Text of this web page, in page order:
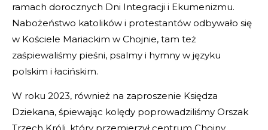
ramach dorocznych Dni Integracji i Ekumenizmu.
Nabożeństwo katolików i protestantów odbywało się
w Kościele Mariackim w Chojnie, tam też
zaśpiewaliśmy pieśni, psalmy i hymny w języku
polskim i łacińskim.
W roku 2023, również na zaproszenie Księdza
Dziekana, śpiewając kolędy poprowadziliśmy Orszak